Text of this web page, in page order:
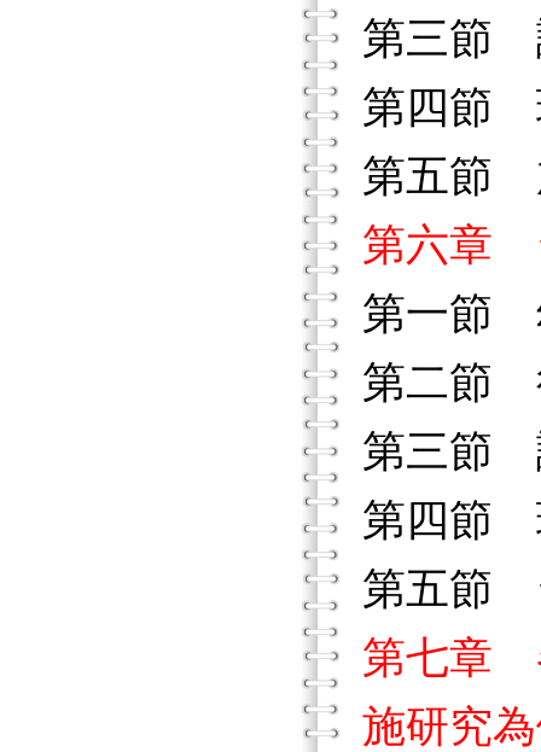
第三節
第四節
第五節
第六章
第一節
第二節
第三節
第四節
第五節
第七章
施研究